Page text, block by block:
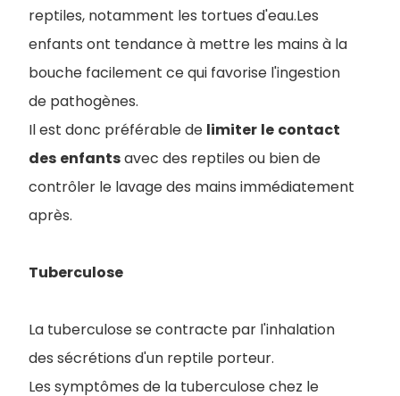
reptiles, notamment les tortues d'eau.Les
enfants ont tendance à mettre les mains à la
bouche facilement ce qui favorise l'ingestion
de pathogènes.
Il est donc préférable de limiter le contact
des enfantsavec des reptiles ou bien de
contrôler le lavage des mains immédiatement
après.
Tuberculose
La tuberculose se contracte par l'inhalation
des sécrétions d'un reptile porteur.
Les symptômes de la tuberculose chez le